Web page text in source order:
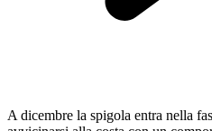
A dicembre la spigola entra nella